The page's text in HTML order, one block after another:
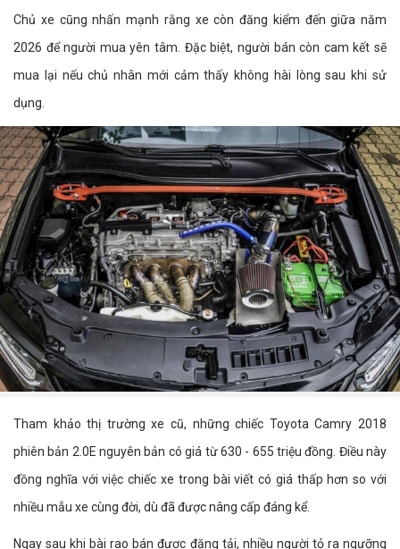
Chủ xe cũng nhấn mạnh rằng xe còn đăng kiểm đến giữa năm
2026 để người mua yên tâm. Đặc biệt, người bán còn cam kết sẽ
mua lại nếu chủ nhân mới cảm thấy không hài lòng sau khi sử
dụng.
Tham khảo thị trường xe cũ, những chiếc Toyota Camry 2018
phiên bản 2.0E nguyên bản có giá từ 630 - 655 triệu đồng. Điều này
đồng nghĩa với việc chiếc xe trong bài viết có giá thấp hơn so với
nhiều mẫu xe cùng đời, dù đã được nâng cấp đáng kể.
Ngay sau khi bài rao bán được đăng tải, nhiều người tỏ ra ngưỡng